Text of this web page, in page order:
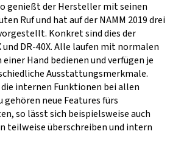
genießt der Hersteller mit seinen
Ruf und hat auf der NAMM 2019 drei
Konkret sind dies der
und DR-40X. Alle laufen mit normalen
Hand bedienen und verfügen je
Ausstattungsmerkmale.
die internen Funktionen bei allen
gehören neue Features fürs
so lässt sich beispielsweise auch
teilweise überschreiben und intern